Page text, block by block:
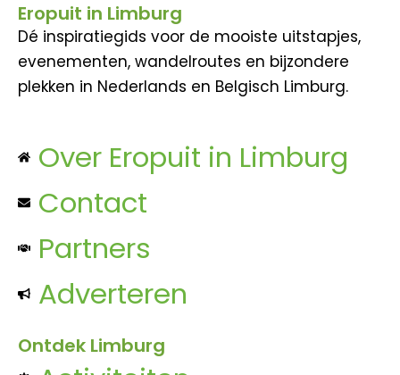
Eropuit in Limburg
Dé inspiratiegids voor de mooiste uitstapjes,
evenementen, wandelroutes en bijzondere
plekken in Nederlands en Belgisch Limburg.
Over Eropuit in Limburg
Contact
Partners
Adverteren
Ontdek Limburg